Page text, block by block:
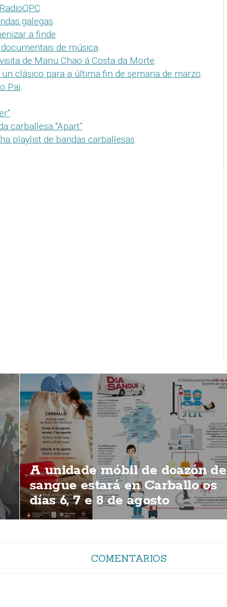
.
galegas.
a finde.
de música.
de Manu Chao á Costa da Morte.
clásico para a última fin de semana de marzo.
Pai.
.
carballesa "Apart”
playlist de bandas carballesas.
A unidade móbil de doazón de
sangue estará en Carballo os
días 6, 7 e 8 de agosto
COMENTARIOS